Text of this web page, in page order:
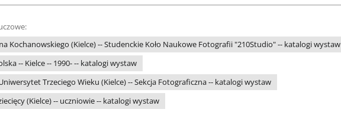
Kochanowskiego (Kielce) -- Studenckie Koło Naukowe Fotografii "210Studio" -- katalogi wystaw
-- Kielce -- 1990- -- katalogi wystaw
Trzeciego Wieku (Kielce) -- Sekcja Fotograficzna -- katalogi wystaw
(Kielce) -- uczniowie -- katalogi wystaw